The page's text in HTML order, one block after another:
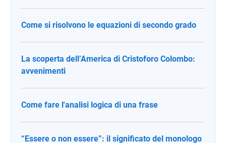
Come si risolvono le equazioni di secondo grado
La scoperta dell’America di Cristoforo Colombo:
avvenimenti
Come fare l'analisi logica di una frase
“Essere o non essere”: il significato del monologo